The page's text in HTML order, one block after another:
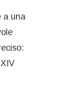
a una